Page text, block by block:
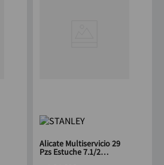
Alicate Multiservicio 29
Pzs Estuche 7.1/2